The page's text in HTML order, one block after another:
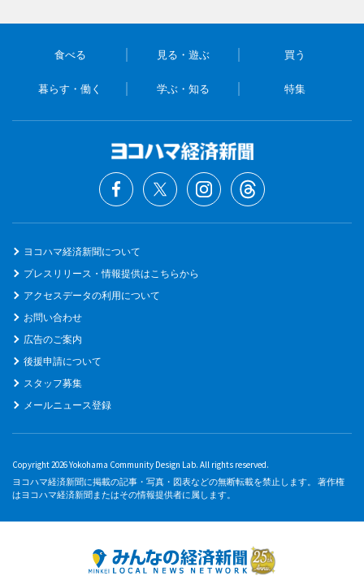
食べる 見る・遊ぶ 買う
暮らす・働く 学ぶ・知る 特集
ヨコハマ経済新聞について
プレスリリース・情報提供はこちらから
アクセスデータの利用について
お問い合わせ
広告のご案内
後援申請について
スタッフ募集
メールニュース登録
Copyright 2026 Yokohama Community Design Lab. All rights reserved.
ヨコハマ経済新聞に掲載の記事・写真・図表などの無断転載を禁止します。 著作権
はヨコハマ経済新聞またはその情報提供者に属します。